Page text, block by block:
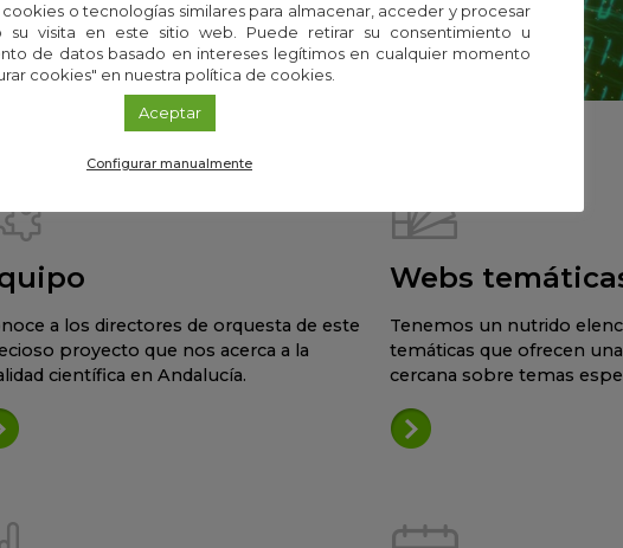
a los directores de orquesta de este
proyecto que nos acerca a la
científica en Andalucía.
Webs
Tenemos un nutrido
temáticas que ofrecen
cercana sobre temas
o tecnologías similares para almacenar, acceder y procesar
su visita en este sitio web. Puede retirar su consentimiento u
de datos basado en intereses legítimos en cualquier momento
cookies" en nuestra política de cookies.
Aceptar
Configurar manualmente